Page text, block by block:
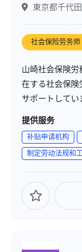
東京都千代
社会保险劳务师
山崎社会保険
在する社会保険
サポートしてい
の負担軽減を目
提供服务
补贴申请机构
制定劳动法规和